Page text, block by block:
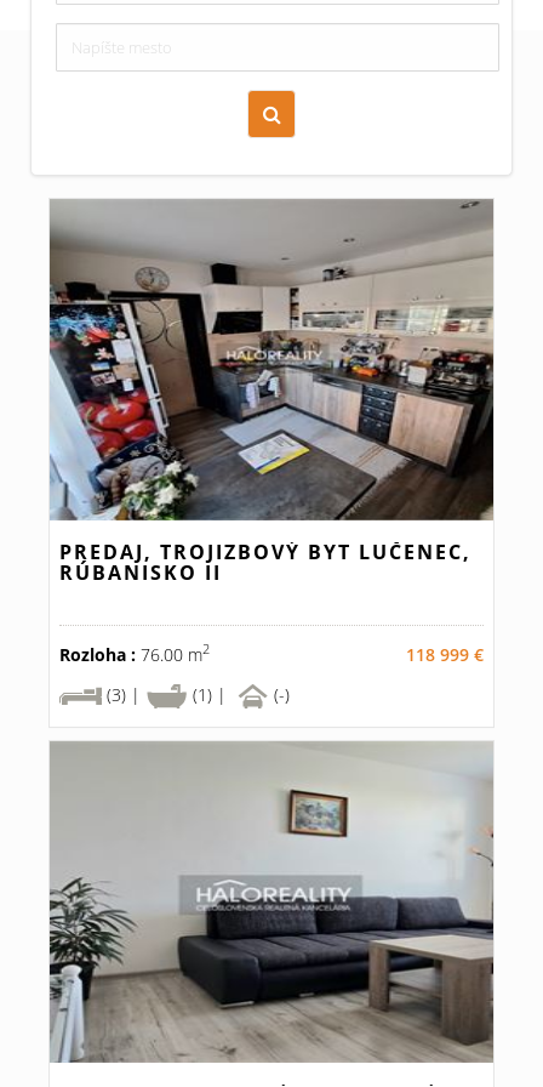
Zoraď podľa času pridania
PREDAJ, TROJIZBOVÝ BYT LUČENEC,
RÚBANISKO II
Rozloha : 76.00 m2
118 999 €
(3) |
(1) | (-)